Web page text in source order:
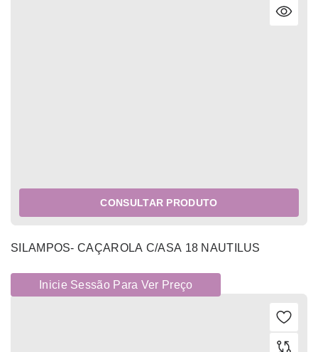
CONSULTAR PRODUTO
SILAMPOS- CAÇAROLA C/ASA 18 NAUTILUS
Inicie Sessão Para Ver Preço